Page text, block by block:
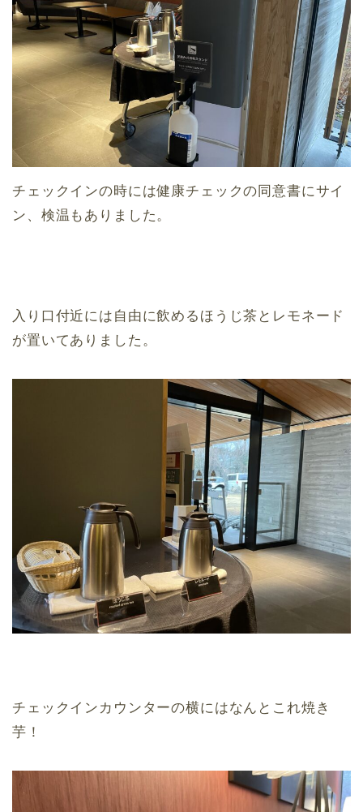
チェックインの時には健康チェックの同意書にサイ
ン、検温もありました。
入り口付近には自由に飲めるほうじ茶とレモネード
が置いてありました。
チェックインカウンターの横にはなんとこれ焼き
芋！